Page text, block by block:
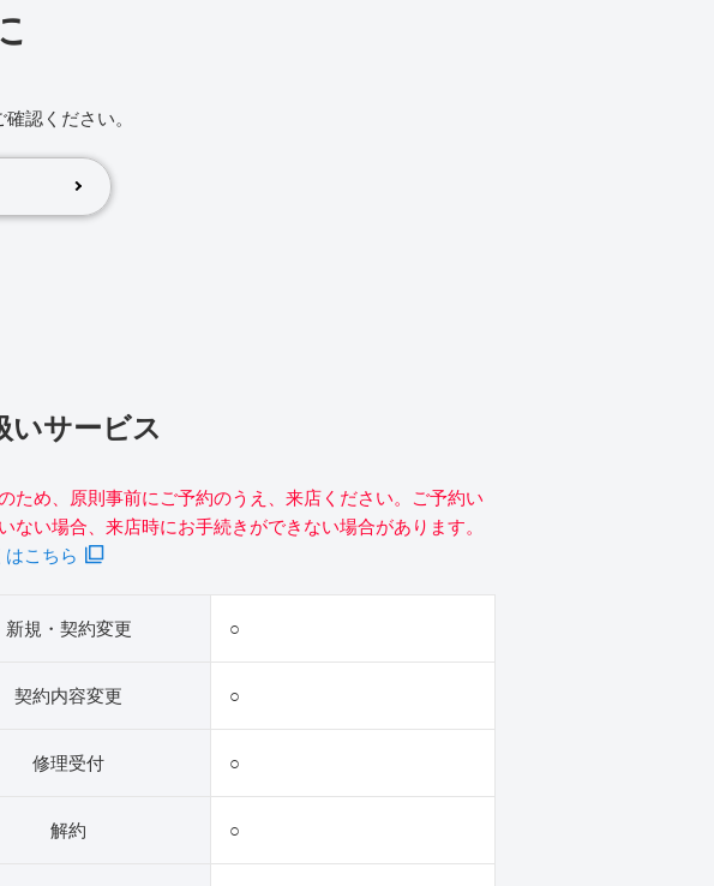
認ください。
いサービス
ため、原則事前にご予約のうえ、来店ください。ご予約い
ない場合、来店時にお手続きができない場合があります。
はこちら
新規・契約変更 ○
契約内容変更 ○
修理受付 ○
解約 ○